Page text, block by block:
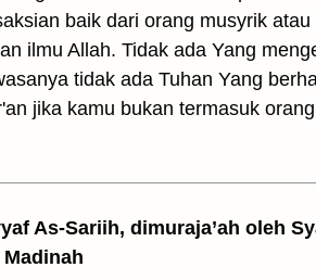
baik dari orang musyrik
ilmu Allah. Tidak ada Yang
tidak ada Tuhan Yang
jika kamu bukan termasuk
As-Sariih, dimuraja’ah oleh